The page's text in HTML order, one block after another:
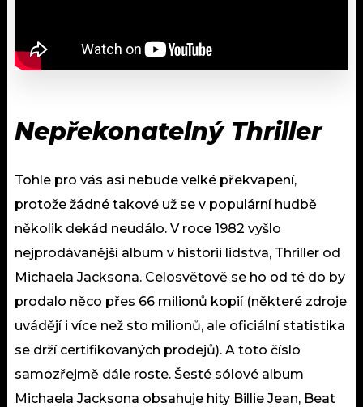
Nepřekonatelný Thriller
Tohle pro vás asi nebude velké překvapení,
protože žádné takové už se v populární hudbě
několik dekád neudálo. V roce 1982 vyšlo
nejprodávanější album v historii lidstva, Thriller od
Michaela Jacksona. Celosvětově se ho od té do by
prodalo něco přes 66 milionů kopií (některé zdroje
uvádějí i více než sto milionů, ale oficiální statistika
se drží certifikovaných prodejů). A toto číslo
samozřejmě dále roste. Šesté sólové album
Michaela Jacksona obsahuje hity Billie Jean, Beat